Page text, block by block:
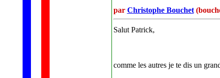
par Christophe Bouchet
Salut Patrick,
comme les autres je te dis un